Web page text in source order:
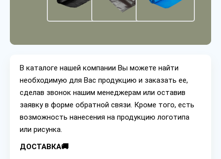
В каталоге нашей компании Вы можете найти
необходимую для Вас продукцию и заказать ее,
сделав звонок нашим менеджерам или оставив
заявку в форме обратной связи. Кроме того, есть
возможность нанесения на продукцию логотипа
или рисунка.
ДОСТАВКА🚚